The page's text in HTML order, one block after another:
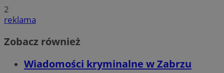
2
reklama
Zobacz również
Wiadomości kryminalne w Zabrzu